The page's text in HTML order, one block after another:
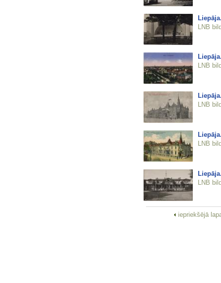
LNB
LNB
LNB
LNB
LNB
iepriekšējā